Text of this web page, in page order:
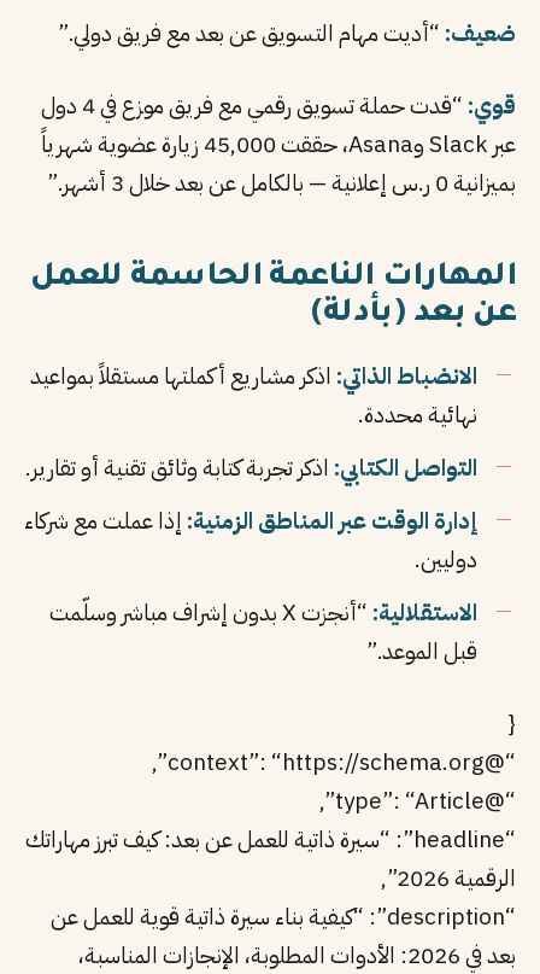
ضعيف: “أديت مهام التسويق عن بعد مع فريق دولي.”
قوي:
“قدت حملة تسويق رقمي مع فريق موزع في 4 دول
عبر Slack وAsana، حققت 45,000 زيارة عضوية شهرياً
بميزانية 0 ر.س إعلانية — بالكامل عن بعد خلال 3 أشهر.”
المهارات الناعمة الحاسمة للعمل
عن بعد (بأدلة)
الانضباط الذاتي: اذكر مشاريع أكملتها مستقلاً بمواعيد
نهائية محددة.
التواصل الكتابي: اذكر تجربة كتابة وثائق تقنية أو تقارير.
إدارة الوقت عبر المناطق الزمنية: إذا عملت مع شركاء
دوليين.
الاستقلالية:
“أنجزت X بدون إشراف مباشر وسلّمت
قبل الموعد.”
{
“@context”: “https://schema.org”,
“@type”: “Article”,
“headline”: “سيرة ذاتية للعمل عن بعد: كيف تبرز مهاراتك
الرقمية 2026”,
“description”: “كيفية بناء سيرة ذاتية قوية للعمل عن
بعد في 2026: الأدوات المطلوبة، الإنجازات المناسبة،